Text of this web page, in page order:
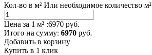
Кол-во в м² Или необходимое количество м²
Цена за 1 м² :6970 руб.
Итого на сумму: 6970 руб.
Добавить в корзину
Купить в 1 клик